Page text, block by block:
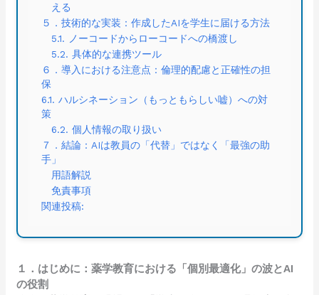
える
５．技術的な実装：作成したAIを学生に届ける方法
5.1. ノーコードからローコードへの橋渡し
5.2. 具体的な連携ツール
６．導入における注意点：倫理的配慮と正確性の担
保
6.1. ハルシネーション（もっともらしい嘘）への対
策
6.2. 個人情報の取り扱い
７．結論：AIは教員の「代替」ではなく「最強の助
手」
用語解説
免責事項
関連投稿:
１．はじめに：薬学教育における「個別最適化」の波とAI
の役割